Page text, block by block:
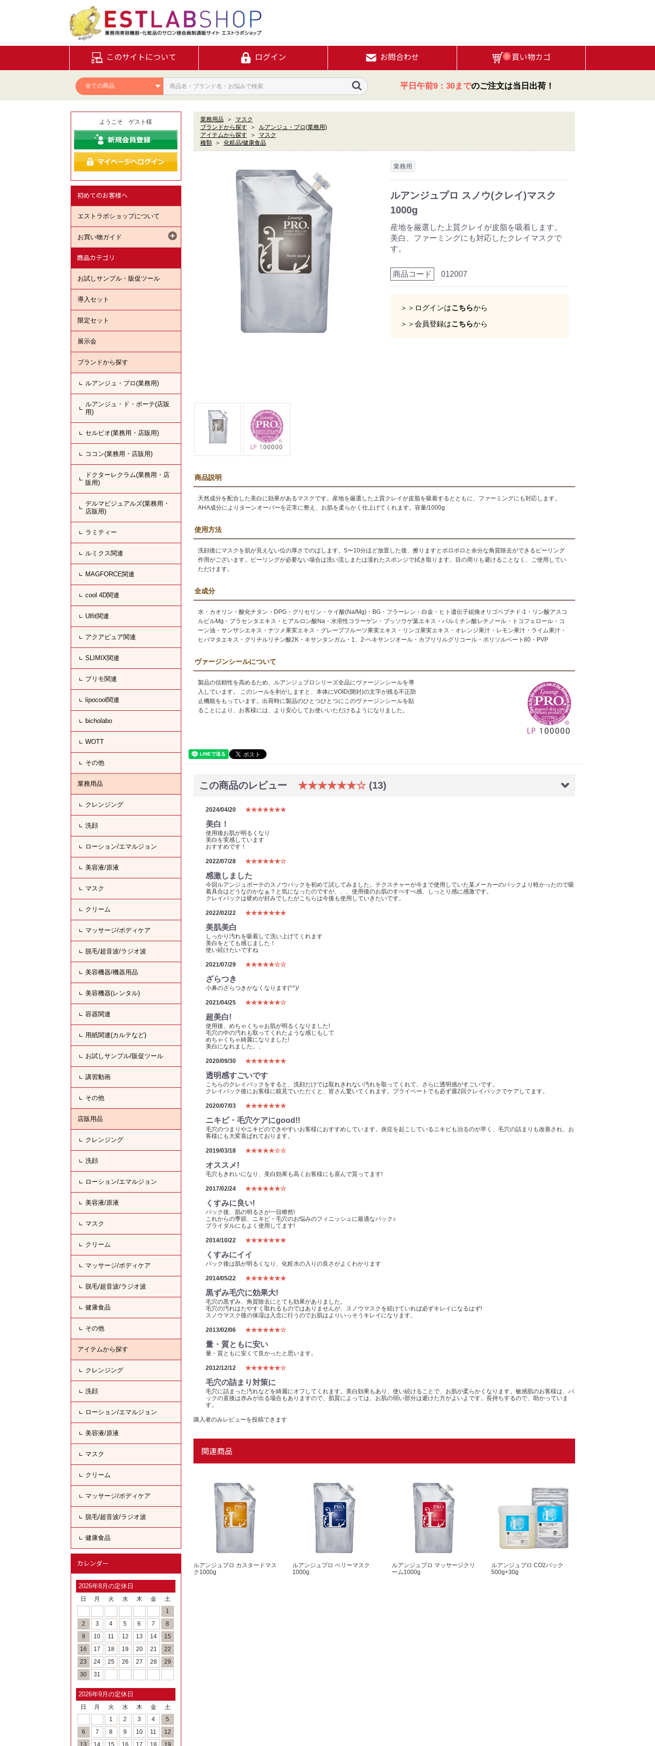
このサイトについて ログイン お問合わせ 0 買い物カゴ
平日午前9：30までのご注文は当日出荷！
ようこそ ゲスト様
初めてのお客様へ
エストラボショップについて
お買い物ガイド
商品カテゴリ
お試しサンプル・販促ツール
導入セット
限定セット
展示会
ブランドから探す
ルアンジュ・プロ(業務用)
ルアンジュ・ド・ボーテ(店販
用)
セルビオ(業務用・店販用)
ココン(業務用・店販用)
ドクターレクラム(業務用・店
販用)
デルマビジュアルズ(業務用・
店販用)
ラミティー
ルミクス関連
MAGFORCE関連
cool 4D関連
Ulfit関連
アクアピュア関連
SLIMIX関連
プリモ関連
lipocool関連
bicholabo
WOTT
その他
業務用品
クレンジング
洗顔
ローション/エマルジョン
美容液/原液
マスク
クリーム
マッサージ/ボディケア
脱毛/超音波/ラジオ波
美容機器/機器用品
美容機器(レンタル)
容器関連
用紙関連(カルテなど)
お試しサンプル/販促ツール
講習動画
その他
店販用品
クレンジング
洗顔
ローション/エマルジョン
美容液/原液
マスク
クリーム
マッサージ/ボディケア
脱毛/超音波/ラジオ波
健康食品
その他
アイテムから探す
クレンジング
洗顔
ローション/エマルジョン
美容液/原液
マスク
クリーム
マッサージ/ボディケア
脱毛/超音波/ラジオ波
健康食品
カレンダー
2026年8月の定休日
日 月 火 水 木 金
土
1
2
3 4 5 6 7
8
9
10 11 12 13 14
15
16
17 18 19 20 21
22
23
24 25 26 27 28
29
30
31
2026年9月の定休日
日 月 火 水 木 金
土
1
2 3 4
5
6
7 8 9 10 11
12
13
14 15 16 17 18 19
業務用品 ＞
マスク
ブランドから探す
＞
ルアンジュ・プロ(業務用)
アイテムから探す
＞
マスク
種類
＞ 化粧品/健康食品
業務用
ルアンジュプロ スノウ(クレイ)マスク
1000g
産地を厳選した上質クレイが皮脂を吸着します。
美白、ファーミングにも対応したクレイマスクで
す。
商品コード 012007
＞＞ログインはこちらから
＞＞会員登録はこちらから
商品説明
天然成分を配合した美白に効果があるマスクです。産地を厳選した上質クレイが皮脂を吸着するとともに、ファーミングにも対応します。
AHA成分によりターンオーバーを正常に整え、お肌を柔らかく仕上げてくれます。容量/1000g
使用方法
洗顔後にマスクを肌が見えない位の厚さでのばします。5〜10分ほど放置した後、擦りますとポロポロと余分な角質除去ができるピーリング
作用がございます。ピーリングが必要ない場合は洗い流しまたは濡れたスポンジで拭き取ります。目の周りも避けることなく、ご使用してい
ただけます。
全成分
水・カオリン・酸化チタン・DPG・グリセリン・ケイ酸(Na/Mg)・BG・フラーレン・白金・ヒト遺伝子組換オリゴペプチド-1・リン酸アスコ
ルビルMg・プラセンタエキス・ヒアルロン酸Na・水溶性コラーゲン・ブッソウゲ葉エキス・パルミチン酸レチノール・トコフェロール・コ
ーン油・サンザシエキス・ナツメ果実エキス・グレープフルーツ果実エキス・リンゴ果実エキス・オレンジ果汁・レモン果汁・ライム果汁・
ヒバマタエキス・グリチルリチン酸2K・キサンタンガム・1、2-ヘキサンジオール・カプリリルグリコール・ポリソルベート80・PVP
ヴァージンシールについて
製品の信頼性を高めるため、ルアンジュプロシリーズ全品にヴァージンシールを導
入しています。 このシールを剥がしますと、本体にVOID(開封)の文字が残る不正防
止機能をもっています。出荷時に製品のひとつひとつにこのヴァージンシールを貼
ることにより、お客様には、より安心してお使いいただけるようになりました。
この商品のレビュー ★★★★★★☆ (13)
2024/04/20 ★★★★★★★
美白！
使用後お肌が明るくなり
美白を実感しています
おすすめです！
2022/07/28 ★★★★★★☆
感激しました
今回ルアンジュボーテのスノウパックを初めて試してみました。テクスチャーが今まで使用していた某メーカーのパックより軽かったので吸
着具合はどうなのかなぁ？と気になったのですが、、、使用後のお肌のすべすべ感、しっとり感に感激です。
クレイパックは硬めが好みでしたがこちらは今後も使用していきたいです。
2022/02/22 ★★★★★★★
美肌美白
しっかり汚れを吸着して洗い上げてくれます
美白をとても感じました！
使い続けたいですね
2021/07/29 ★★★★★☆☆
ざらつき
小鼻のざらつきがなくなります(^^)/
2021/04/25 ★★★★★★☆
超美白!
使用後、めちゃくちゃお肌が明るくなりました!
毛穴の中の汚れも取ってくれたような感じもして
めちゃくちゃ綺麗になりました!
美白になれました。、
2020/09/30 ★★★★★★★
透明感すごいです
こちらのクレイパックをすると、洗顔だけでは取れきれない汚れを取ってくれて、さらに透明感がすごいです。
クレイパック後にお客様に鏡見ていただくと、皆さん驚いてくれます。プライベートでも必ず週2回クレイパックでケアしてます。
2020/07/03 ★★★★★★★
ニキビ・毛穴ケアにgood!!
毛穴のつまりやニキビのできやすいお客様におすすめしています。炎症を起こしているニキビも治るのが早く、毛穴の詰まりも改善され、お
客様にも大変喜ばれております。
2019/03/18 ★★★★★☆☆
オススメ!
毛穴もきれいになり、美白効果も高くお客様にも喜んで貰ってます!
2017/02/24 ★★★★★★☆
くすみに良い!
パック後、肌の明るさが一目瞭然!
これからの季節、ニキビ・毛穴のお悩みのフィニッシュに最適なパック♪
ブライダルにもよく使用してます!
2014/10/22 ★★★★★★★
くすみにイイ
パック後は肌が明るくなり、化粧水の入りの良さがよくわかります
2014/05/22 ★★★★★★★
黒ずみ毛穴に効果大!
毛穴の黒ずみ、角質除去にとても効果がありました。
毛穴の汚れはたやすく取れるものではありませんが、スノウマスクを続けていれば必ずキレイになるはず!
スノウマスク後の保湿は入念に行うのでお肌はよりいっそうキレイになります。
2013/02/06 ★★★★★★☆
量・質ともに安い
量・質ともに安くて良かったと思います。
2012/12/12 ★★★★★★☆
毛穴の詰まり対策に
毛穴に詰まった汚れなどを綺麗にオフしてくれます。美白効果もあり、使い続けることで、お肌が柔らかくなります。敏感肌のお客様は、パ
ックの直後は赤みが出る場合もありますので、肌質によっては、お肌の弱い部分は避けた方がよいよです。長持ちするので、助かっていま
す。
購入者のみレビューを投稿できます
関連商品
ルアンジュプロ カスタードマス
ク1000g
ルアンジュプロ ベリーマスク
1000g
ルアンジュプロ マッサージクリ
ーム1000g
ルアンジュプロ CO2パック
500g+30g